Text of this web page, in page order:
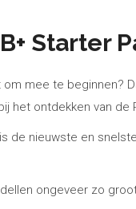
Starter
mee te beginnen?
het ontdekken van de
de nieuwste en
ongeveer zo